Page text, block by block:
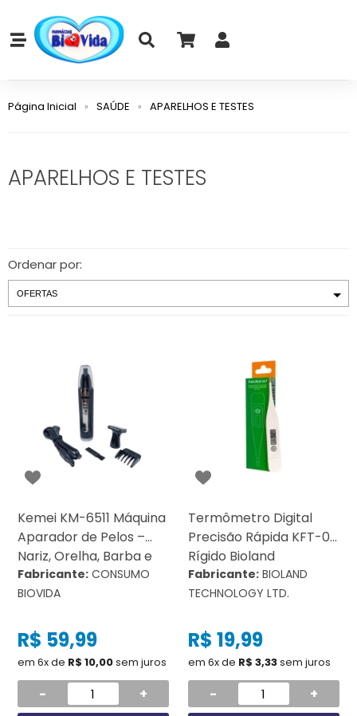
Página Inicial SAÚDE APARELHOS E TESTES
APARELHOS E TESTES
Ordenar por:
Kemei KM-6511 Máquina
Aparador de Pelos –
Nariz, Orelha, Barba e
Cabelo – Recarregável
Fabricante: CONSUMO
BIOVIDA
R$ 59,99
em 6x de R$ 10,00sem juros
- +
Termômetro Digital
Precisão Rápida KFT-01
Rígido Bioland
Fabricante: BIOLAND
TECHNOLOGY LTD.
R$ 19,99
em 6x de R$ 3,33sem juros
- +